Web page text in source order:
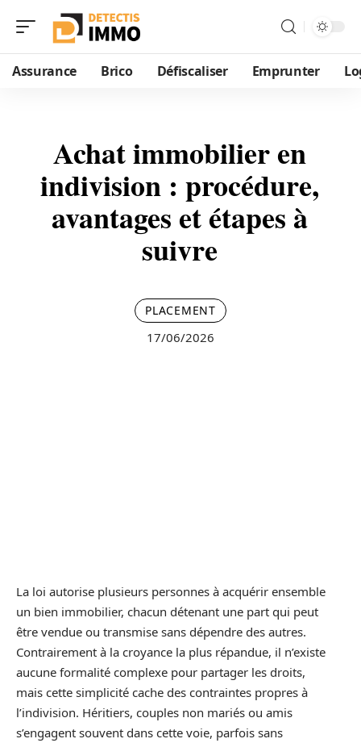
Assurance Brico Défiscaliser Emprunter
Achat immobilier en
indivision : procédure,
avantages et étapes à
suivre
PLACEMENT
17/06/2026
La loi autorise plusieurs personnes à acquérir ensemble
un bien immobilier, chacun détenant une part qui peut
être vendue ou transmise sans dépendre des autres.
Contrairement à la croyance la plus répandue, il n’existe
aucune formalité complexe pour partager les droits,
mais cette simplicité cache des contraintes propres à
l’indivision. Héritiers, couples non mariés ou amis
s’engagent souvent dans cette voie, parfois sans